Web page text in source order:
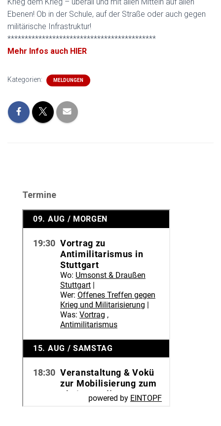
Ebenen! Ob in der Schule, auf der Straße oder auch gegen
militärische Infrastruktur!
*******************************************
Mehr Infos auch HIER
Kategorien: MELDUNGEN
Termine